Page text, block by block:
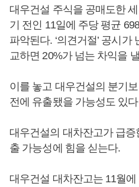
대우건설 주식을 공매도한
기 전인 11일에 주당 평균
파악된다. ‘의견거절’ 공시가
교하면 20%가 넘는 차익을
이를 놓고 대우건설의 분기
전에 유출됐을 가능성도 있
대우건설의 대차잔고가 급
출 가능성에 힘을 싣는다.
대우건설 대차잔고는 11월